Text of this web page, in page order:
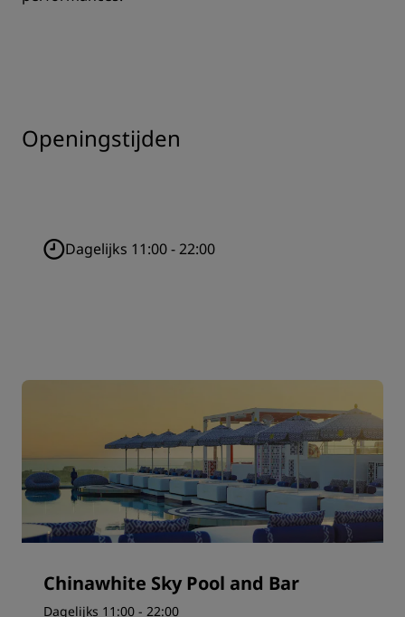
Openingstijden
Dagelijks 11:00 - 22:00
Chinawhite Sky Pool and Bar
Dagelijks 11:00 - 22:00